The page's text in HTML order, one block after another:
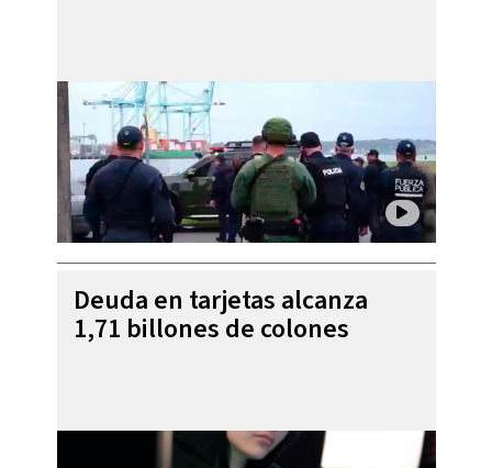
Deuda en tarjetas alcanza
1,71 billones de colones